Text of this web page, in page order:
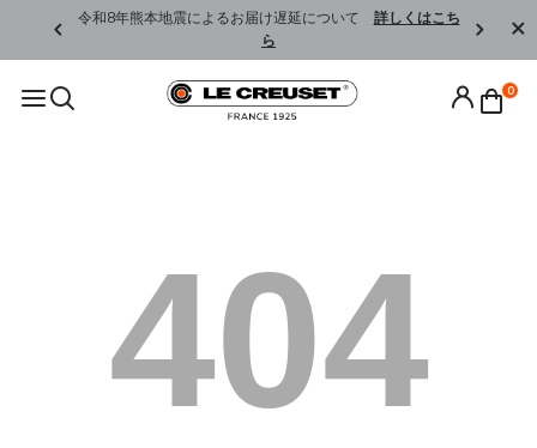
令和8年熊本地震によるお届け遅延について 詳しくはこち
ら
0
404